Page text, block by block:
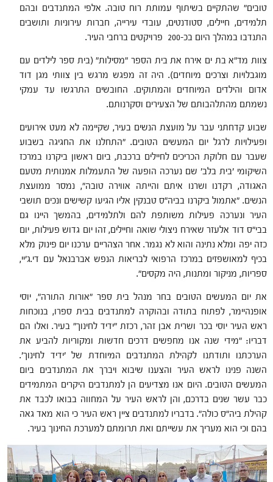
טובים" שהתקיים בשיתוף עמותת רוח טובה. אלפי המתנדבים ובהם
תלמידים, חיילים, סטודנטים, עובדי עירייה, חברות עירוניות ותושבים
התנדבו במהלך היום בכ-200 פרויקטים ברחבי העיר.
צוות מד"א בת ים אירח את בית הספר "מסילות" (בית ספר לילדים עם
מוגבלויות וצרכים מיוחדים). היה זה מפגש מרגש בין צוותי מגן דוד
אדום והילדים המיוחדים והמתוקים. החובשים התרגשו עד עמקי
נשמתם מהתלהבותם של הצעירים וסקרנותם.
שבוע קדחתני עבר על מועצת הנשים בעיר, שקיימה לא מעט אירועים
ופעילויות לרגל יום המעשים הטובים. "התחלנו את החגיגה בשבוע
שעבר עם חלוקת הכריכים לחיילים ברכבת, ביום ראשון ביקרנו במרכז
השיקומי 'בית בלב' שם נערכה הופעה של התעמלות אמנותית מטעם
האגודה, רקדנו ושרנו איתם והייתה אווירה טובה", נמסר ממועצת
הנשים. "אתמול ביקרנו בביה"ס טבנקין אליו הגיעו קשישים ונכים תושבי
העיר ונערכה פעילות משותפת להם ולתלמידים, בהמשך היינו גם
בבי"ס דוד אלעזר שאירח ניצולי שואה וחיילים, זהו יום גדוש פעילות, יום
כזה יפה ומלא נתינה והוא לא נגמר. אחר הצהריים ערכנו יום פינוק מלא
בכיף למאושפזים במרכז הרפואי לבריאות הנפש אברבנאל עם די.ג'יי,
ספריות, מניקור ומתנות, היה מקסים".
את יום המעשים הטובים בחר מנהל בית ספר "אורות התורה", יוסי
אופנהיימר, לפתוח בתודה ובהוקרה למתנדבים בבית ספרו, בנוכחות
ראש העיר יוסי בכר ושרית אבן זהר, רכזת "ידיד לחינוך" בעיר. ואלו הם
דבריו: "מידי שנה אנו מחפשים דרכים חדשות ומקוריות להביע את
הערכתנו ותודתנו לקהילת המתנדבים המיוחדת של 'ידיד לחינוך'.
השנה פנינו לראש העיר והצענו שיבוא ויברך את המתנדבים ביום
המעשים הטובים. היום אנו מצדיעים הן למתנדבים היקרים המתמידים
כבר עשר שנים בדרכם, והן לראש העיר על המחווה בבואו לכבד את
קהילת ביה"ס כולה". בדבריו למתנדבים ציין ראש העיר כי הוא מאד גאה
בהם וכי הוא מעריך את עשייתם ואת תרומתם למערכת החינוך בעיר.